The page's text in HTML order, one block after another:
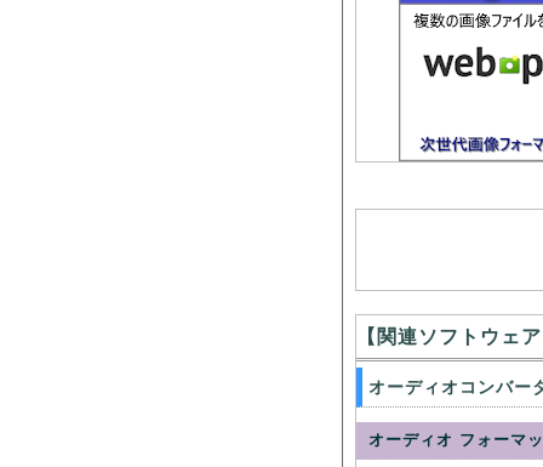
【関連ソフトウェ
オーディオコンバー
オーディオ フォーマ